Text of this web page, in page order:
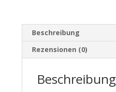
Beschreibung
Rezensionen (0)
Beschreibung